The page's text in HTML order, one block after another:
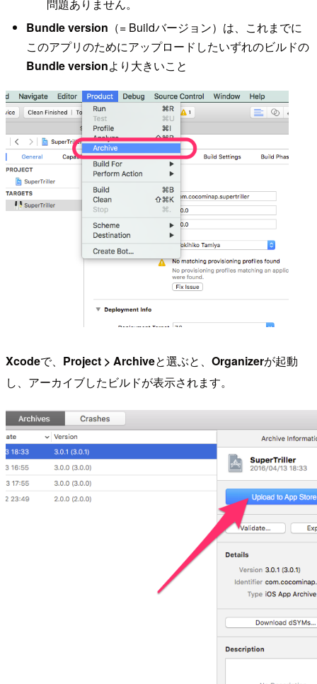
問題ありません。
Bundle version （= Buildバージョン）は、これまでに
このアプリのためにアップロードしたいずれのビルドの
Bundle versionより大きいこと
Xcodeで、 Project > Archiveと選ぶと、 Organizerが起動
し、アーカイブしたビルドが表示されます。